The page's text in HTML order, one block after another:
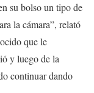
su bolso un tipo de
la cámara”, relató
que le
y luego de la
continuar dando